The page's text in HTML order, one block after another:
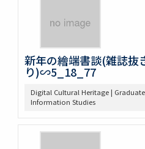
新年の繪端書談(雑誌抜
り)∽5_18_77
Digital Cultural Heritage |
Information Studies